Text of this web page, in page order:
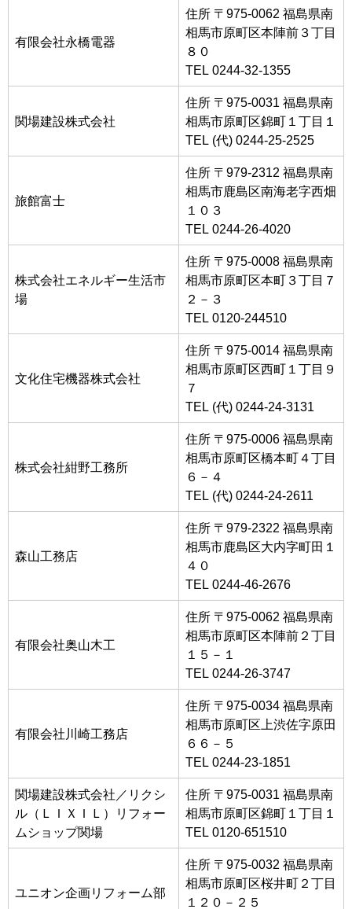
有限会社永橋電器
住所 〒975-0062 福島県南
相馬市原町区本陣前３丁目
８０
TEL 0244-32-1355
関場建設株式会社
住所 〒975-0031 福島県南
相馬市原町区錦町１丁目１
TEL (代) 0244-25-2525
旅館富士
住所 〒979-2312 福島県南
相馬市鹿島区南海老字西畑
１０３
TEL 0244-26-4020
株式会社エネルギー生活市
場
住所 〒975-0008 福島県南
相馬市原町区本町３丁目７
２－３
TEL 0120-244510
文化住宅機器株式会社
住所 〒975-0014 福島県南
相馬市原町区西町１丁目９
７
TEL (代) 0244-24-3131
株式会社紺野工務所
住所 〒975-0006 福島県南
相馬市原町区橋本町４丁目
６－４
TEL (代) 0244-24-2611
森山工務店
住所 〒979-2322 福島県南
相馬市鹿島区大内字町田１
４０
TEL 0244-46-2676
有限会社奥山木工
住所 〒975-0062 福島県南
相馬市原町区本陣前２丁目
１５－１
TEL 0244-26-3747
有限会社川崎工務店
住所 〒975-0034 福島県南
相馬市原町区上渋佐字原田
６６－５
TEL 0244-23-1851
関場建設株式会社／リクシ
ル（ＬＩＸＩＬ）リフォー
ムショップ関場
住所 〒975-0031 福島県南
相馬市原町区錦町１丁目１
TEL 0120-651510
ユニオン企画リフォーム部
住所 〒975-0032 福島県南
相馬市原町区桜井町２丁目
１２０－２５